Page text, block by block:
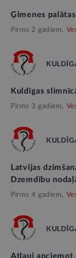
Ģimenes
Pirms 2 gadiem,
Kuldīgas
Pirms 3 gadiem,
Latvijas
Dzemdību
Pirms 4 gadiem,
Atļauj apciemot